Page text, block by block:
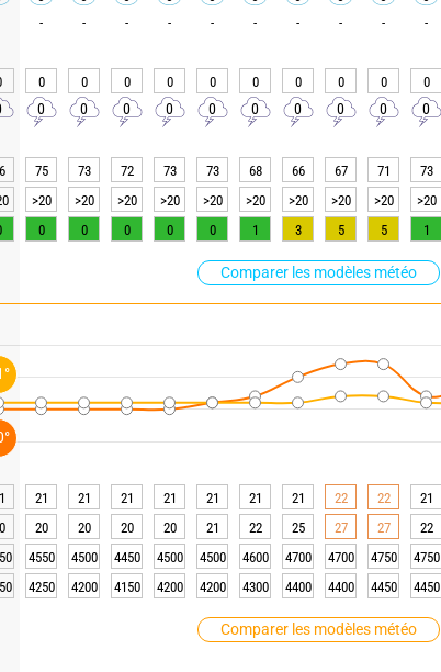
Comparer les modèles météo
Comparer les modèles météo
- - - - - - - - - -
0 0 0 0 0 0 0 0 0 0
0 0 0 0 0 0 0 0 0 0
75 73 72 73 73 68 66 67 71 73
>20 >20 >20 >20 >20 >20 >20 >20 >20 >20
0 0 0 0 0 1 3 5 5 1
21 21 21 21 21 21 21 22 22 21
20 20 20 20 21 22 25 27 27 22
4550 4500 4450 4500 4500 4600 4700 4700 4750 4750
4250 4200 4150 4200 4200 4300 4400 4400 4450 4450